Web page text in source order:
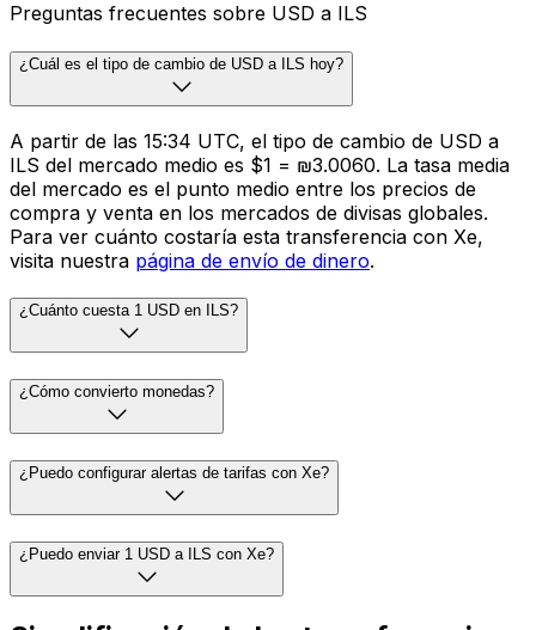
Preguntas frecuentes sobre USD a ILS
¿Cuál es el tipo de cambio de USD a ILS hoy?
A partir de las 15:34 UTC, el tipo de cambio de USD a
ILS del mercado medio es $1 = ₪3.0060. La tasa media
del mercado es el punto medio entre los precios de
compra y venta en los mercados de divisas globales.
Para ver cuánto costaría esta transferencia con Xe,
visita nuestra página de envío de dinero.
¿Cuánto cuesta 1 USD en ILS?
¿Cómo convierto monedas?
¿Puedo configurar alertas de tarifas con Xe?
¿Puedo enviar 1 USD a ILS con Xe?